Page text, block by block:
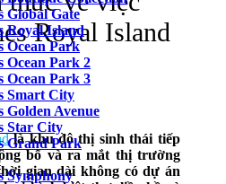
Global Gate
Royal Island
Ocean Park
Ocean Park 2
Ocean Park 3
Smart City
Golden Avenue
Star City
Grand Park
Symphony
Royal Island
là khu đô thị sinh thái tiếp
bố và ra mắt thị trường
gian dài không có dự án